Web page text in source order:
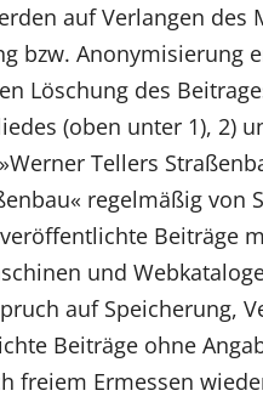
auf Verlangen
bzw. Anonymisierung
Löschung des
(oben unter 1), 2)
Tellers
regelmäßig
Beiträge
und
auf Speicherung,
Beiträge ohne
freiem Ermessen